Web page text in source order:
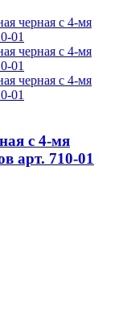
c 4-мя
арт. 710-01